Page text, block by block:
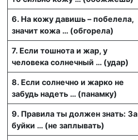
6. На кожу давишь – побелела,
значит кожа … (обгорела)
7. Если тошнота и жар, у
человека солнечный … (удар)
8. Если солнечно и жарко не
забудь надеть … (панамку)
9. Правила ты должен знать: За
буйки … (не заплывать)